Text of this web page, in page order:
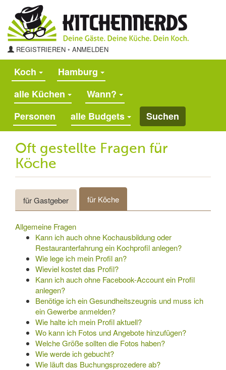
REGISTRIEREN ◦ ANMELDEN
Koch
Hamburg
alle Küchen
Wann?
alle Budgets
Suchen
Oft gestellte Fragen für
Köche
für Gastgeber für Köche
Allgemeine Fragen
Kann ich auch ohne Kochausbildung oder
Restauranterfahrung ein Kochprofil anlegen?
Wie lege ich mein Profil an?
Wieviel kostet das Profil?
Kann ich auch ohne Facebook-Account ein Profil
anlegen?
Benötige ich ein Gesundheitszeugnis und muss ich
ein Gewerbe anmelden?
Wie halte ich mein Profil aktuell?
Wo kann ich Fotos und Angebote hinzufügen?
Welche Größe sollten die Fotos haben?
Wie werde ich gebucht?
Wie läuft das Buchungsprozedere ab?